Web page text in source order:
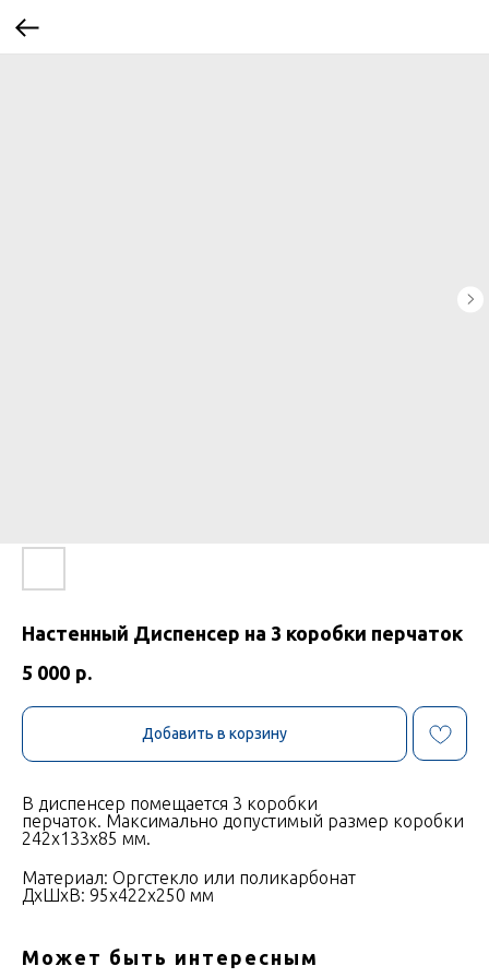
Настенный Диспенсер на 3 коробки перчаток
5 000 р.
Добавить в корзину
В диспенсер помещается 3 коробки
перчаток. Максимально допустимый размер коробки
242х133х85 мм.
Материал: Оргстекло или поликарбонат
ДxШxВ: 95x422x250 мм
Может быть интересным